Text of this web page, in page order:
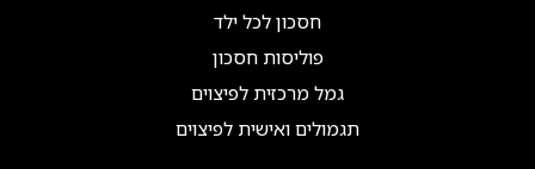
חסכון לכל ילד
פוליסות חסכון
גמל מרכזית לפיצוים
תגמולים ואישית לפיצוים